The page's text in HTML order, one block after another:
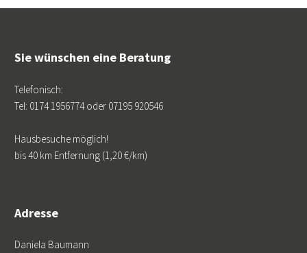
Sie wünschen eine Beratung
Telefonisch:
Tel: 0174 1956774 oder 07195 920546
Hausbesuche möglich!
bis 40 km Entfernung (1,20 €/km)
Adresse
Daniela Baumann